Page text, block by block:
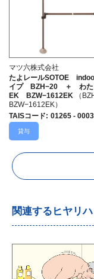
マツ六株式会社
たよレールSOTOE
イプ BZH−20 ＋ わた
EK BZW−1612EK
（
BZW−1612EK）
TAISコード: 01265 -
貸与
関連するヒヤリ